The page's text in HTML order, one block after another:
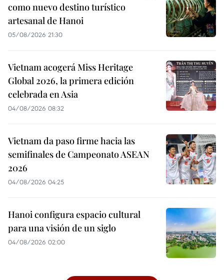
como nuevo destino turístico
artesanal de Hanoi
05/08/2026 21:30
Vietnam acogerá Miss Heritage
Global 2026, la primera edición
celebrada en Asia
04/08/2026 08:32
Vietnam da paso firme hacia las
semifinales de Campeonato ASEAN
2026
04/08/2026 04:25
Hanoi configura espacio cultural
para una visión de un siglo
04/08/2026 02:00